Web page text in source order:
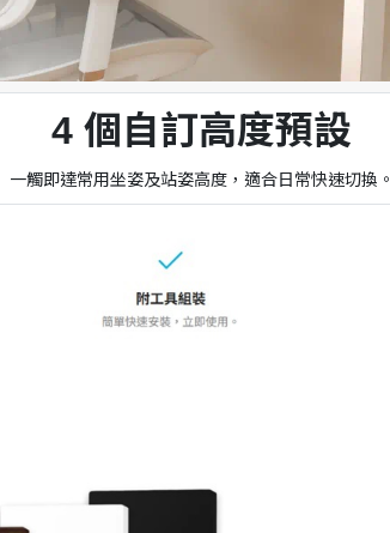
4 個自訂高度預設
一觸即達常用坐姿及站姿高度，適合日常快速切換。